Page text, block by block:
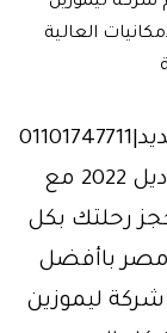
العالية
إيجار حافلة تويوتا هايس الشكل الجديد|01101747711
إيجار حافلة تويوتا هايس أحدث موديل 2022 مع
مصر|01101747711. احجز رحلتك بكل
باأفضل
شركة ليموزين